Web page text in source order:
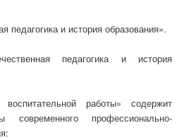
педагогика и история образования».
педагогика и история
работы» содержит
современного профессионально-